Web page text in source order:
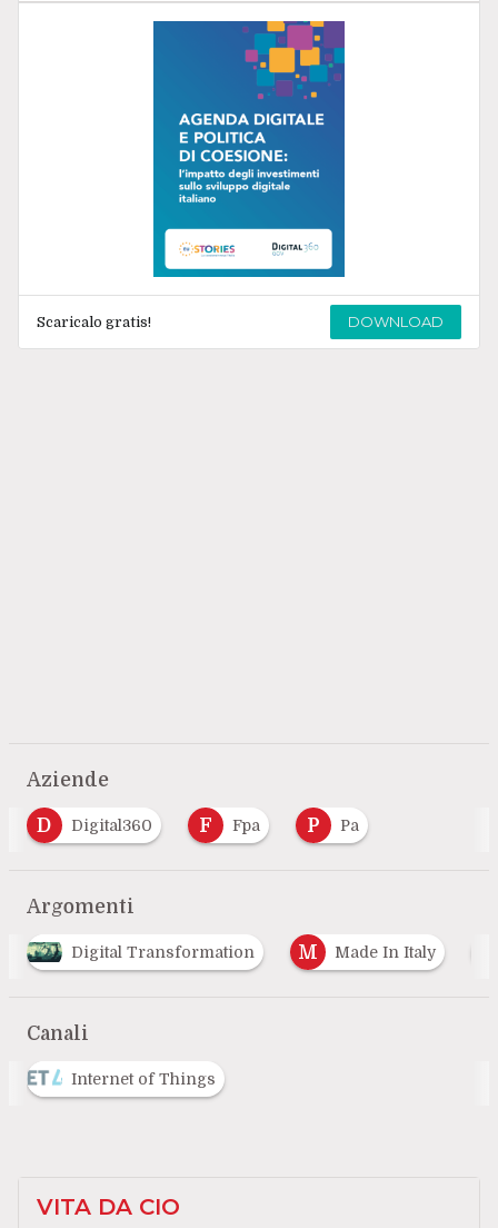
Scaricalo gratis! DOWNLOAD
Aziende
D Digital360 F Fpa P Pa
Argomenti
Transformation M Made In Italy P Pa 4.0
Canali
Internet of Things
VITA DA CIO